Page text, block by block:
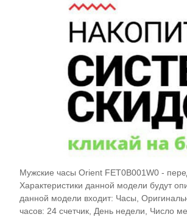
Мужские часы Orient FET0B001W0 -
Характеристики данной модели будут
данной модели входит: Часы,
часов: 24 счетчик, День недели, Число